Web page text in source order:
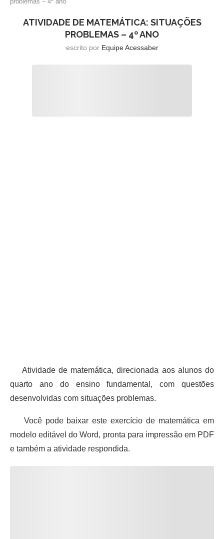
ATIVIDADE DE MATEMÁTICA: SITUAÇÕES
PROBLEMAS – 4º ANO
escrito por Equipe Acessaber
Atividade de matemática, direcionada aos alunos do
quarto ano do ensino fundamental, com questões
desenvolvidas com situações problemas.
Você pode baixar este exercício de matemática em
modelo editável do Word, pronta para impressão em PDF
e também a atividade respondida.